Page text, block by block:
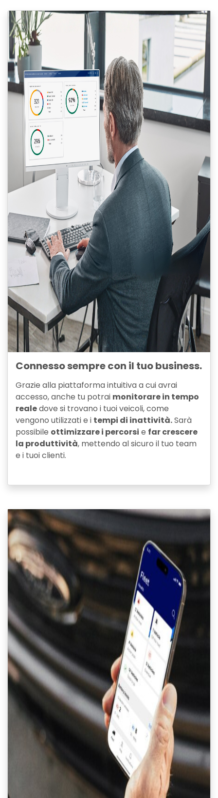
Connesso sempre con il tuo business.
Grazie alla piattaforma intuitiva a cui avrai
accesso, anche tu potrai monitorare in tempo
realedove si trovano i tuoi veicoli, come
vengono utilizzati e i tempi di inattività.Sarà
possibile ottimizzare i percorsi e far crescere
la produttività, mettendo al sicuro il tuo team
e i tuoi clienti.